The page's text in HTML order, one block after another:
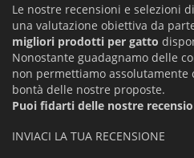
Le nostre recensioni e selezioni
una valutazione obiettiva da
migliori prodotti per gatto
Nonostante guadagnamo delle
non permettiamo assolutamente
bontà delle nostre proposte.
Puoi fidarti delle nostre
INVIACI LA TUA RECENSIONE